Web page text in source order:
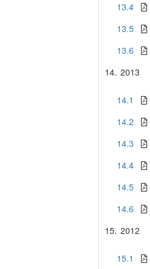
13.4
13.5
13.6
14. 2013
14.1
14.2
14.3
14.4
14.5
14.6
15. 2012
15.1